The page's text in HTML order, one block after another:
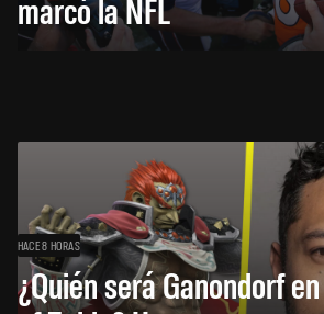
marcó la NFL
HACE 8 HORAS
¿Quién será Ganondorf